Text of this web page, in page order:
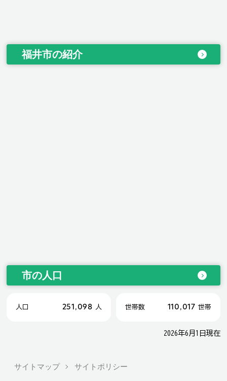
福井市の紹介
市の人口
人口 251,098 人 世帯数 110,017 世帯
2026年6月1日現在
サイトマップ サイトポリシー